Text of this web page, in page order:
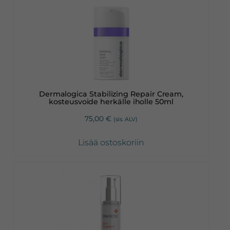
Dermalogica Stabilizing Repair Cream,
kosteusvoide herkälle iholle 50ml
75,00 € (sis. ALV)
Lisää ostoskoriin